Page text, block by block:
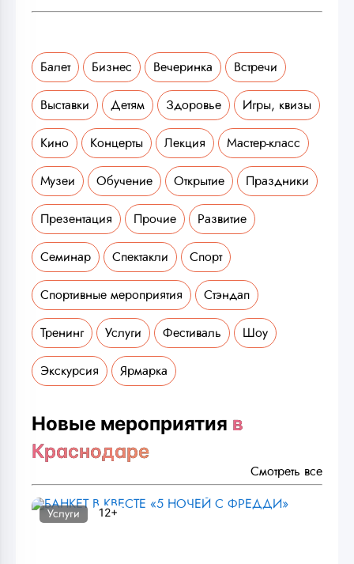
Балет Бизнес Вечеринка Встречи
Выставки Детям Здоровье Игры, квизы
Кино Концерты Лекция Мастер-класс
Музеи Обучение Открытие Праздники
Презентация Прочие Развитие
Семинар Спектакли Спорт
Спортивные мероприятия Стэндап
Тренинг Услуги Фестиваль Шоу
Экскурсия Ярмарка
Новые мероприятия в
Краснодаре
Смотреть все
Услуги 12+